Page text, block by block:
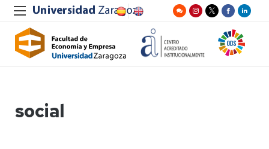
social